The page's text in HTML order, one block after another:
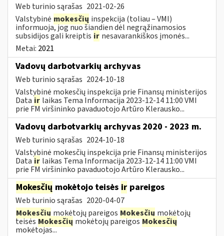
Web turinio sąrašas 2021-02-26
Valstybinė mokesčių inspekcija (toliau – VMI)
informuoja, jog nuo šiandien dėl negrąžinamosios
subsidijos gali kreiptis ir nesavarankiškos įmonės...
Metai: 2021
Vadovų darbotvarkių archyvas
Web turinio sąrašas 2024-10-18
Valstybinė mokesčių inspekcija prie Finansų ministerijos
Data ir laikas Tema Informacija 2023-12-14 11:00 VMI
prie FM viršininko pavaduotojo Artūro Klerausko...
Vadovų darbotvarkių archyvas 2020 - 2023 m.
Web turinio sąrašas 2024-10-18
Valstybinė mokesčių inspekcija prie Finansų ministerijos
Data ir laikas Tema Informacija 2023-12-14 11:00 VMI
prie FM viršininko pavaduotojo Artūro Klerausko...
Mokesčių mokėtojo teisės ir pareigos
Web turinio sąrašas 2020-04-07
Mokesčių mokėtojų pareigos Mokesčių mokėtojų
teisėsMokesčių mokėtojų pareigosMokesčių
mokėtojas...